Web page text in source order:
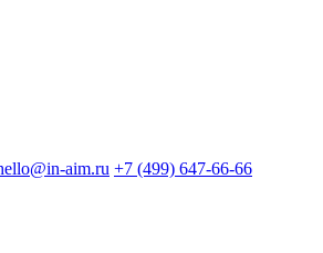
aim.ru +7 (499) 647-66-66